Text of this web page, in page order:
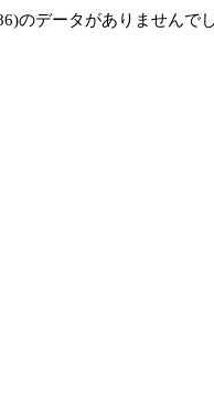
のデータがありませんで